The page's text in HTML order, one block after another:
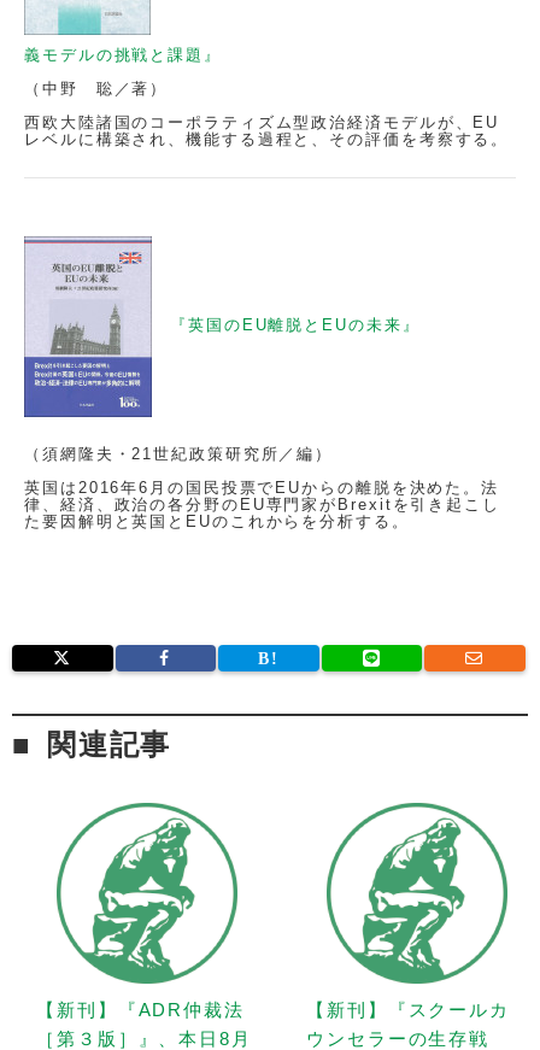
義モデルの挑戦と課題』
（中野 聡／著）
西欧大陸諸国のコーポラティズム型政治経済モデルが、EU
レベルに構築され、機能する過程と、その評価を考察する。
『英国のEU離脱とEUの未来』
（須網隆夫・21世紀政策研究所／編）
英国は2016年6月の国民投票でEUからの離脱を決めた。法
律、経済、政治の各分野のEU専門家がBrexitを引き起こし
た要因解明と英国とEUのこれからを分析する。
関連記事
【新刊】『ADR仲裁法
［第３版］』、本日8月
【新刊】『スクールカ
ウンセラーの生存戦